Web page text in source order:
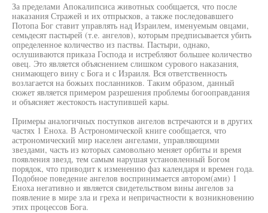
За пределами Апокалипсиса животных сообщается, что после
наказания Стражей и их отпрысков, а также последовавшего
Потопа Бог ставит управлять над Израилем, именуемым овцами,
семьдесят пастырей (т.е. ангелов), которым предписывается убить
определенное количество из паствы. Пастыри, однако,
ослушиваются приказа Господа и истребляют большее количество
овец. Это является объяснением слишком сурового наказания,
снимающего вину с Бога и с Израиля. Вся ответственность
возлагается на божьих посланников. Таким образом, данный
сюжет является примером разрешения проблемы богооправдания
и объясняет жестокость наступившей кары.
Примеры аналогичных поступков ангелов встречаются и в других
частях 1 Еноха. В Астрономической книге сообщается, что
астрономический мир населен ангелами, управляющими
звездами, часть из которых самовольно меняет орбиты и время
появления звезд, тем самым нарушая установленный Богом
порядок, что приводит к изменению фаз календаря и времен года.
Подобное поведение ангелов воспринимается автором(ами) 1
Еноха негативно и является свидетельством вины ангелов за
появление в мире зла и греха и непричастности к возникновению
этих процессов Бога.